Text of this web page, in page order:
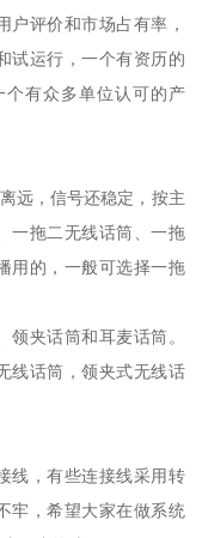
户评价和市场占有率，
试运行，一个有资历的
有众多单位认可的产
远，信号还稳定，按主
一拖二无线话筒、一拖
用的，一般可选择一拖
夹话筒和耳麦话筒。
线话筒，领夹式无线话
线，有些连接线采用转
牢，希望大家在做系统